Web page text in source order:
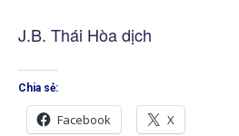
J.B. Thái Hòa dịch
Chia sẻ:
Facebook X